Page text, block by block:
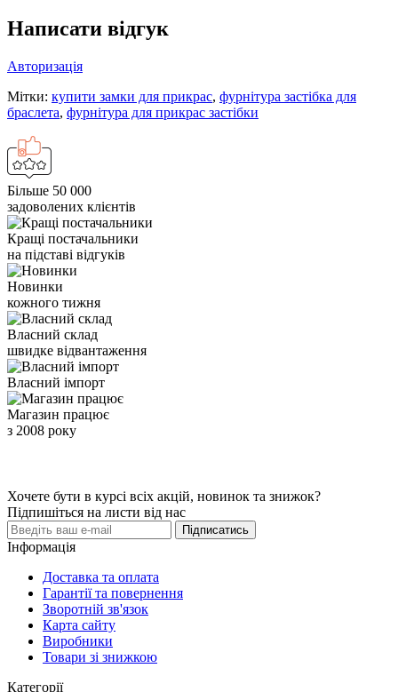
Написати відгук
Авторизація
Мітки: купити замки для прикрас, фурнітура застібка для
браслета, фурнітура для прикрас застібки
Більше 50 000
задоволених клієнтів
Кращі постачальники
на підставі відгуків
Новинки
кожного тижня
Власний склад
швидке відвантаження
Власний імпорт
Магазин працює
з 2008 року
Хочете бути в курсі всіх акцій, новинок та знижок?
Підпишіться на листи від нас
Підписатись
Інформація
Доставка та оплата
Гарантії та повернення
Зворотній зв'язок
Карта сайту
Виробники
Товари зі знижкою
Категорії